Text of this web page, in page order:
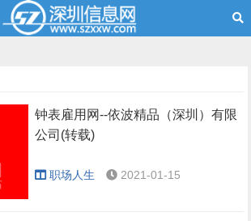
钟表雇用网--依波精品（深圳）有限
公司(转载)
职场人生 2021-01-15